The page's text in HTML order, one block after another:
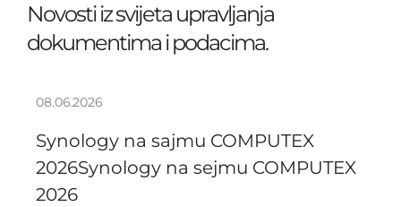
Novosti iz svijeta upravljanja
dokumentima i podacima.
08.06.2026
Synology na sajmu COMPUTEX
2026Synology na sejmu COMPUTEX
2026